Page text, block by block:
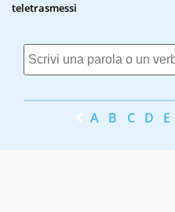
teletrasmessi
A B C D E